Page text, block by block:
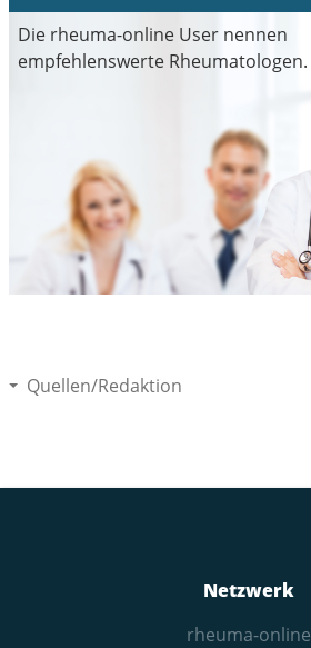
Die rheuma-online User nennen
empfehlenswerte Rheumatologen.
Quellen/Redaktion
Netzwerk
rheuma-online